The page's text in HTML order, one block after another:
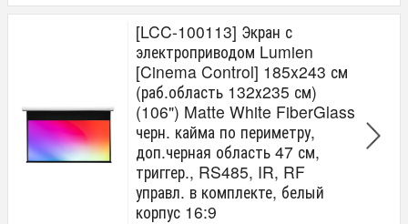
[LCC-100113] Экран с
электроприводом Lumien
[Cinema Control] 185x243 см
(раб.область 132х235 см)
(106") Matte White FiberGlass
черн. кайма по периметру,
доп.черная область 47 см,
триггер., RS485, IR, RF
управл. в комплекте, белый
корпус 16:9